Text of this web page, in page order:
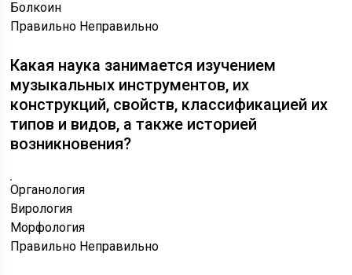
Болкоин
Правильно Неправильно
Какая наука занимается изучением
музыкальных инструментов, их
конструкций, свойств, классификацией их
типов и видов, а также историей
возникновения?
Органология
Вирология
Морфология
Правильно Неправильно